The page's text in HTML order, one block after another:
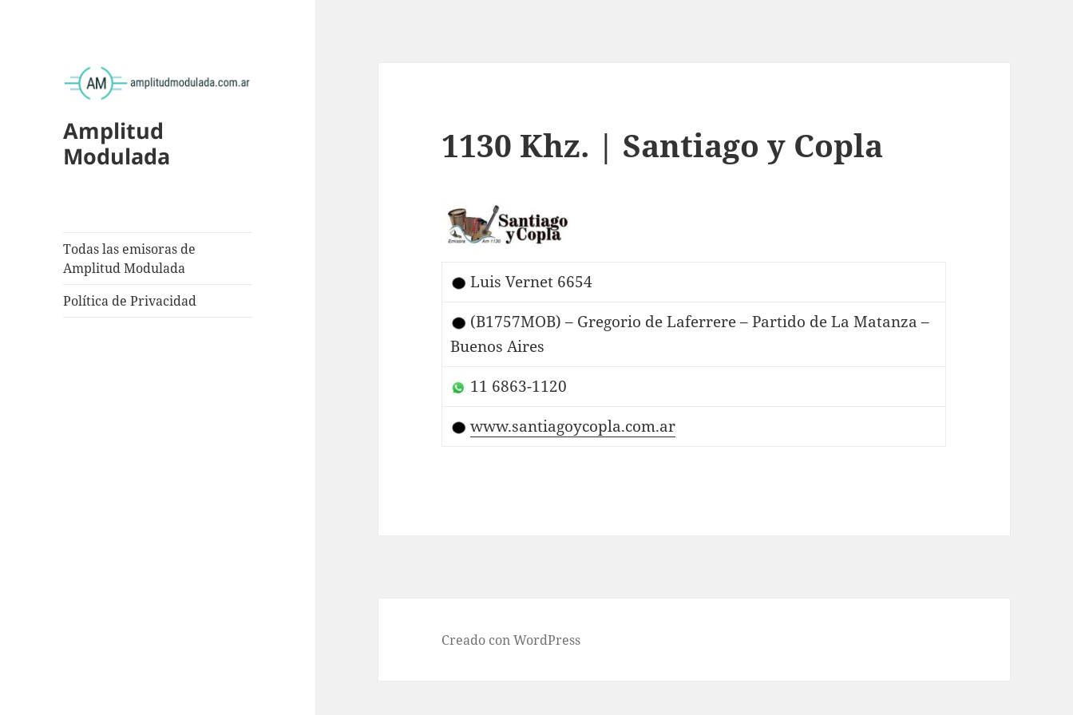
Amplitud
Modulada
Todas las emisoras de
Amplitud Modulada
Política de Privacidad
1130 Khz. | Santiago y Copla
Luis Vernet 6654
(B1757MOB) – Gregorio de Laferrere – Partido de La Matanza –
Buenos Aires
11 6863-1120
www.santiagoycopla.com.ar
Creado con WordPress